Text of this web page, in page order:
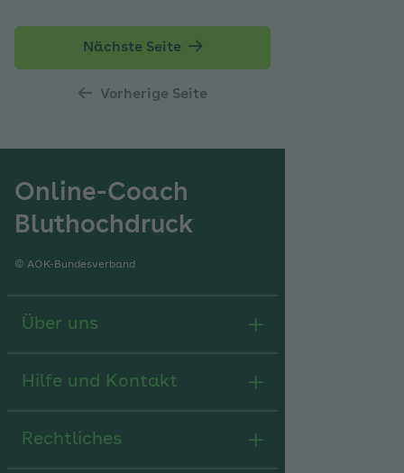
Vorherige Seite
Nächste Seite
Online-Coach
Bluthochdruck
© AOK-Bundesverband
Über uns
Hilfe und Kontakt
Rechtliches